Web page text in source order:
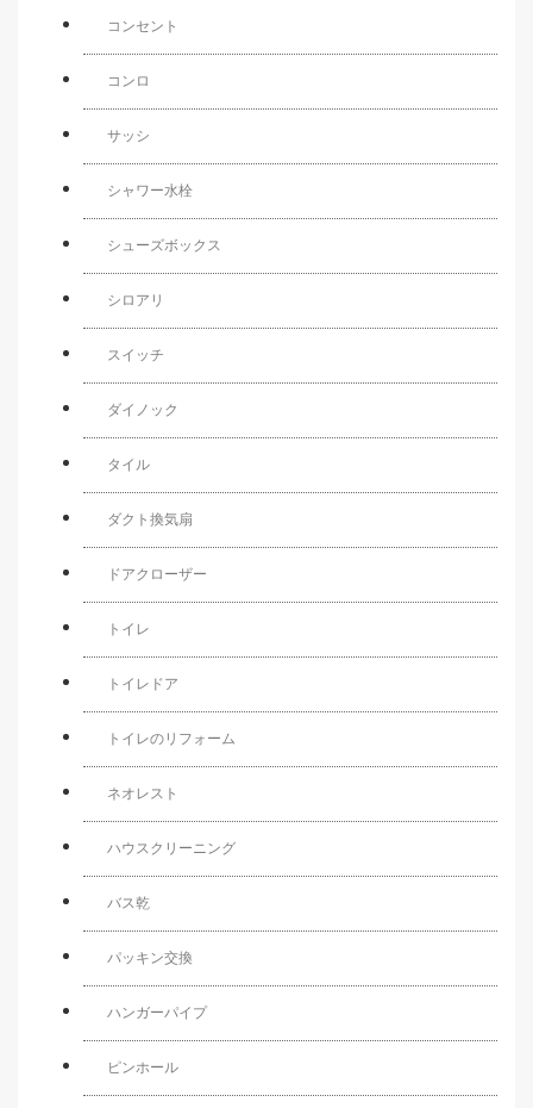
コンセント
コンロ
サッシ
シャワー水栓
シューズボックス
シロアリ
スイッチ
ダイノック
タイル
ダクト換気扇
ドアクローザー
トイレ
トイレドア
トイレのリフォーム
ネオレスト
ハウスクリーニング
バス乾
パッキン交換
ハンガーパイプ
ピンホール